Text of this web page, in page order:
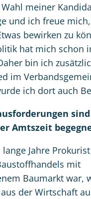
meiner
und ich freue
bewirken zu
hat mich schon
bin ich
im
ich dort auch
Amtszeit
Jahre
mit
Baumarkt war,
der Wirtschaft